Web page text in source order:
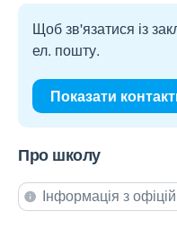
Щоб зв'язатися із
ел. пошту.
Показати
Про школу
Інформація з